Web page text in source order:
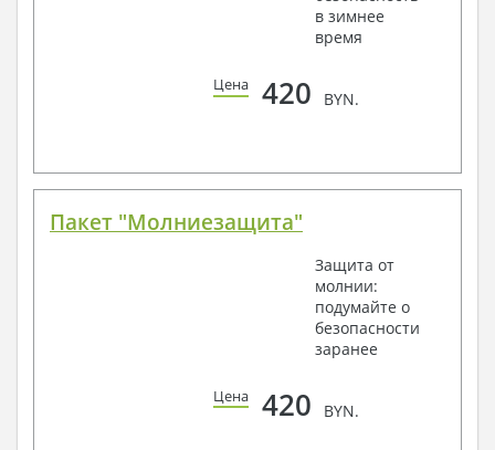
в зимнее
время
Цена 420 BYN.
Пакет "Молниезащита"
Защита от
молнии:
подумайте о
безопасности
заранее
Цена 420 BYN.